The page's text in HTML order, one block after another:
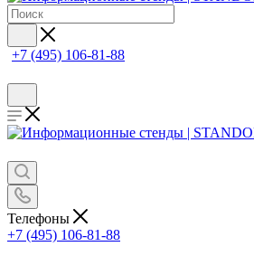
+7 (495) 106-81-88
Телефоны
+7 (495) 106-81-88